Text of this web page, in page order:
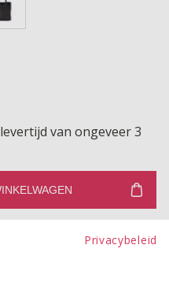
van ongeveer 3
Privacybeleid